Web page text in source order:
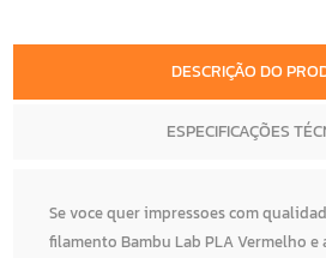
DESCRIÇÃO DO
ESPECIFICAÇÕES
Se voce quer impressoes com
filamento Bambu Lab PLA Vermelho e